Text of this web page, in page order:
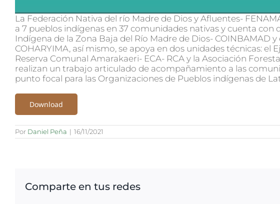
La Federación Nativa del río Madre de Dios y Afluentes-
a 7 pueblos indígenas en 37 comunidades nativas y cuenta
Indígena de la Zona Baja del Río Madre de Dios- COINBAMAD
COHARYIMA, así mismo, se apoya en dos unidades técnicas:
Reserva Comunal Amarakaeri- ECA- RCA y la Asociación
realizan un trabajo articulado de acompañamiento a las
punto focal para las Organizaciones de Pueblos indígenas de
Download
Por Daniel Peña | 16/11/2021
Comparte en tus redes